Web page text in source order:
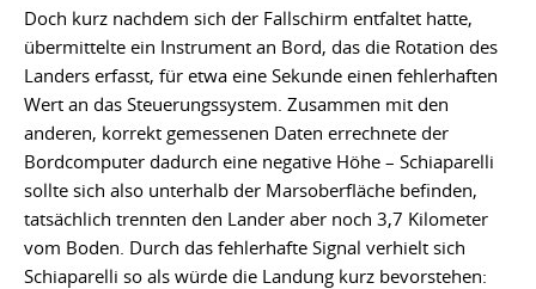
Doch kurz nachdem sich der Fallschirm entfaltet hatte,
übermittelte ein Instrument an Bord, das die Rotation des
Landers erfasst, für etwa eine Sekunde einen fehlerhaften
Wert an das Steuerungssystem. Zusammen mit den
anderen, korrekt gemessenen Daten errechnete der
Bordcomputer dadurch eine negative Höhe – Schiaparelli
sollte sich also unterhalb der Marsoberfläche befinden,
tatsächlich trennten den Lander aber noch 3,7 Kilometer
vom Boden. Durch das fehlerhafte Signal verhielt sich
Schiaparelli so als würde die Landung kurz bevorstehen: